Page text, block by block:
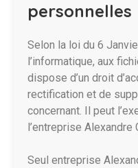
personnelles
Selon la loi du 6
l’informatique, aux
dispose d’un droit
rectification et de
concernant. Il peut
l’entreprise Alexandre
Seul entreprise